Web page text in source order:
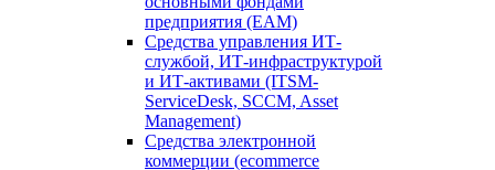
предприятия (EAM)
Средства управления ИТ-
службой, ИТ-инфраструктурой
и ИТ-активами (ITSM-
ServiceDesk, SCCM, Asset
Management)
Средства электронной
коммерции (ecommerce